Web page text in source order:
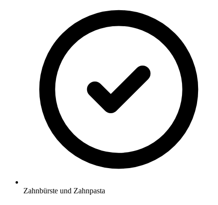
Zahnbürste und Zahnpasta